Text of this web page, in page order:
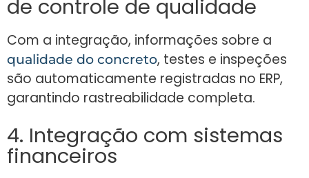
de controle de qualidade
Com a integração, informações sobre a
qualidade do concreto, testes e inspeções
são automaticamente registradas no ERP,
garantindo rastreabilidade completa.
4. Integração com sistemas
financeiros